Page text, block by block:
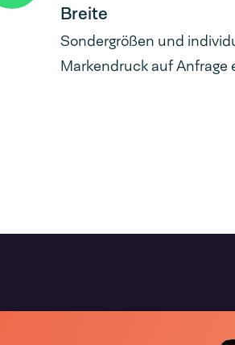
Breite
Sondergrößen und
Markendruck auf Anfrage